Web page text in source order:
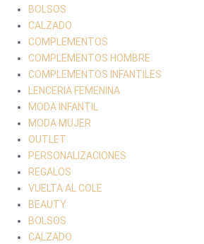
BOLSOS
CALZADO
COMPLEMENTOS
COMPLEMENTOS HOMBRE
COMPLEMENTOS INFANTILES
LENCERIA FEMENINA
MODA INFANTIL
MODA MUJER
OUTLET
PERSONALIZACIONES
REGALOS
VUELTA AL COLE
BEAUTY
BOLSOS
CALZADO